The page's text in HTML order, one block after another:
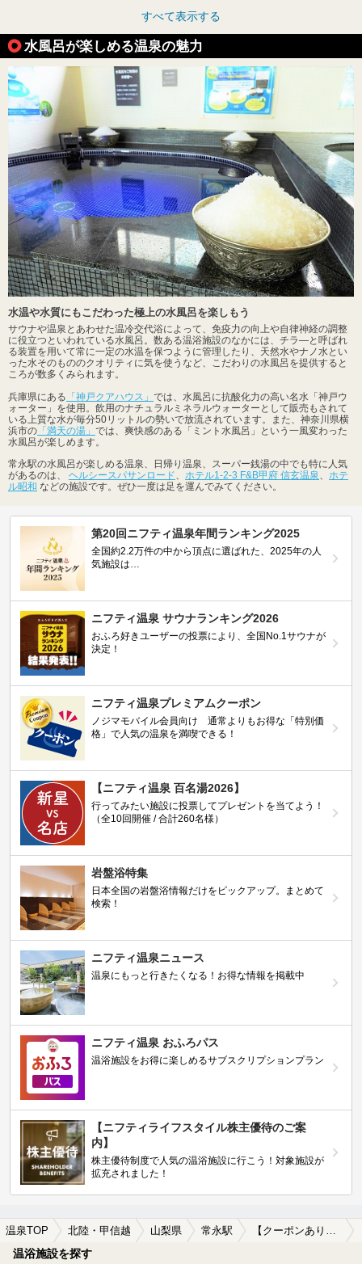
すべて表示する
水風呂が楽しめる温泉の魅力
水温や水質にもこだわった極上の水風呂を楽しもう
サウナや温泉とあわせた温冷交代浴によって、免疫力の向上や自律神経の調整
に役立つといわれている水風呂。数ある温浴施設のなかには、チラ―と呼ばれ
る装置を用いて常に一定の水温を保つように管理したり、天然水やナノ水とい
った水そのもののクオリティに気を使うなど、こだわりの水風呂を提供すると
ころが数多くみられます。
兵庫県にある 「神戸クアハウス」 では、水風呂に抗酸化力の高い名水「神戸ウ
ォーター」を使用。飲用のナチュラルミネラルウォーターとして販売もされて
いる上質な水が毎分50リットルの勢いで放流されています。また、神奈川県横
浜市の 「満天の湯」 では、爽快感のある「ミント水風呂」という一風変わった
水風呂が楽しめます。
常永駅の水風呂が楽しめる温泉、日帰り温泉、スーパー銭湯の中でも特に人気
があるのは、 ヘルシースパサンロード ホテル1-2-3 F&B甲府 信玄温泉
ホテ
ル昭和 などの施設です。ぜひ一度は足を運んでみてください。
第20回ニフティ温泉年間ランキング2025
全国約2.2万件の中から頂点に選ばれた、2025年の人
気施設は…
ニフティ温泉 サウナランキング2026
おふろ好きユーザーの投票により、全国No.1サウナが
決定！
ニフティ温泉プレミアムクーポン
ノジマモバイル会員向け 通常よりもお得な「特別価
格」で人気の温泉を満喫できる！
【ニフティ温泉 百名湯2026】
行ってみたい施設に投票してプレゼントを当てよう！
（全10回開催 / 合計260名様）
岩盤浴特集
日本全国の岩盤浴情報だけをピックアップ。まとめて
検索！
ニフティ温泉ニュース
温泉にもっと行きたくなる！お得な情報を掲載中
ニフティ温泉 おふろパス
温浴施設をお得に楽しめるサブスクリプションプラン
【ニフティライフスタイル株主優待のご案
内】
株主優待制度で人気の温浴施設に行こう！対象施設が
拡充されました！
温泉TOP 北陸・甲信越 山梨県 常永駅 【クーポンあり】水風呂が楽しめる常永駅近くの温泉、日帰り温泉、スーパー銭湯おすすめ
温浴施設を探す